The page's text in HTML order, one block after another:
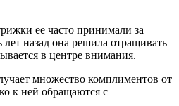
ее часто принимали за
назад она решила отращивать
в центре внимания.
множество комплиментов от
к ней обращаются с